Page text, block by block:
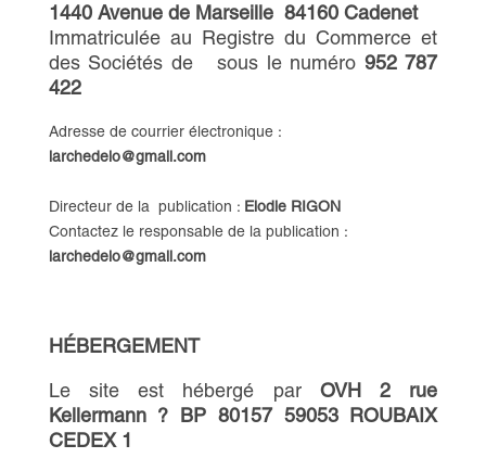
1440 Avenue de Marseille 84160 Cadenet
Immatriculée au Registre du Commerce et
des Sociétés de
sous le numéro 952 787
422
Adresse de courrier électronique :
larchedelo@gmail.com
Directeur de la publication : Elodie RIGON
Contactez le responsable de la publication :
larchedelo@gmail.com
HÉBERGEMENT
Le site est hébergé par OVH 2 rue
Kellermann ? BP 80157 59053 ROUBAIX
CEDEX 1